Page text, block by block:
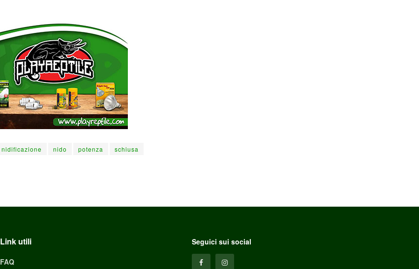
nidificazione nido potenza
schiusa
Link utili
FAQ
Seguici sui social